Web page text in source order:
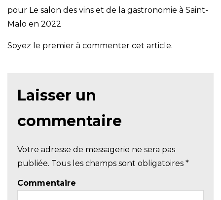
pour Le salon des vins et de la gastronomie à Saint-
Malo en 2022
Soyez le premier à commenter cet article.
Laisser un
commentaire
Votre adresse de messagerie ne sera pas
publiée. Tous les champs sont obligatoires *
Commentaire